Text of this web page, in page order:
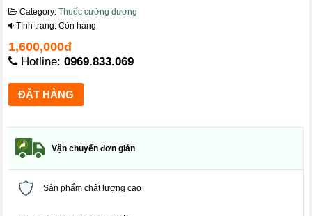
Category:Thuốc cường dương
Tình trạng: Còn hàng
1,600,000đ
Hotline:0969.833.069
Vận chuyển đơn giản
Sản phẩm chất lượng cao